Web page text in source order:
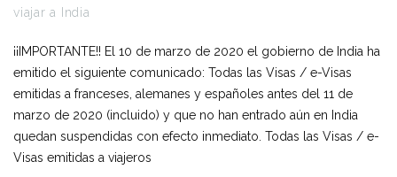
viajar a India
¡¡IMPORTANTE!! El 10 de marzo de 2020 el gobierno de India ha
emitido el siguiente comunicado: Todas las Visas / e-Visas
emitidas a franceses, alemanes y españoles antes del 11 de
marzo de 2020 (incluido) y que no han entrado aún en India
quedan suspendidas con efecto inmediato. Todas las Visas / e-
Visas emitidas a viajeros